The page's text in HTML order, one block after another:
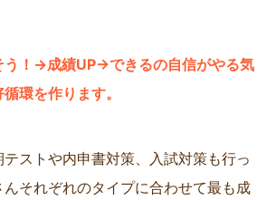
う！→成績UP→できるの自信がやる気
環を作ります。
テストや内申書対策、入試対策も行っ
それぞれのタイプに合わせて最も成